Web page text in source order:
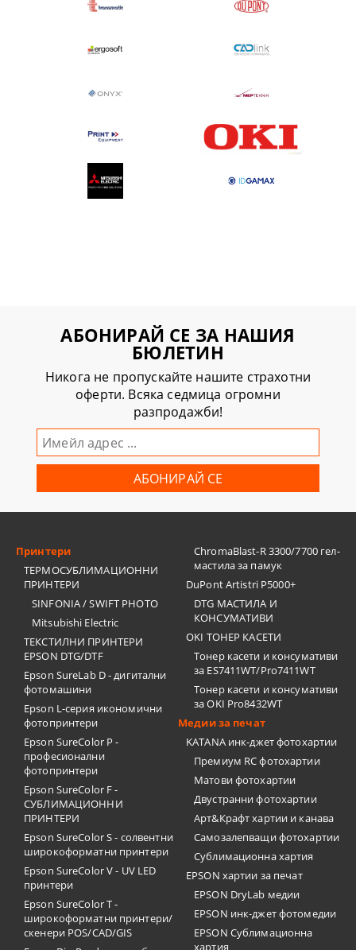
АБОНИРАЙ СЕ ЗА НАШИЯ
БЮЛЕТИН
Никога не пропускайте нашите страхотни
оферти. Всяка седмица огромни
разпродажби!
Принтери
ТЕРМОСУБЛИМАЦИОННИ
ПРИНТЕРИ
SINFONIA / SWIFT PHOTO
Mitsubishi Electric
ТЕКСТИЛНИ ПРИНТЕРИ
EPSON DTG/DTF
Epson SureLab D - дигитални
фотомашини
Epson L-серия икономични
фотопринтери
Epson SureColor P -
професионални
фотопринтери
Epson SureColor F -
СУБЛИМАЦИОННИ
ПРИНТЕРИ
Epson SureColor S - солвентни
широкоформатни принтери
Epson SureColor V - UV LED
принтери
Epson SureColor T -
широкоформатни принтери/
скенери POS/CAD/GIS
ChromaBlast-R 3300/7700 гел-
мастила за памук
DuPont Artistri P5000+
DTG МАСТИЛА И
КОНСУМАТИВИ
OKI ТОНЕР КАСЕТИ
Тонер касети и консумативи
за ES7411WT/Pro7411WT
Тонер касети и консумативи
за OKI Pro8432WT
Медии за печат
KATANA инк-джет фотохартии
Премиум RC фотохартии
Матови фотохартии
Двустранни фотохартии
Арт&Крафт хартии и канава
Самозалепващи фотохартии
Сублимационна хартия
EPSON хартии за печат
EPSON DryLab медии
EPSON инк-джет фотомедии
EPSON Сублимационна
хартия